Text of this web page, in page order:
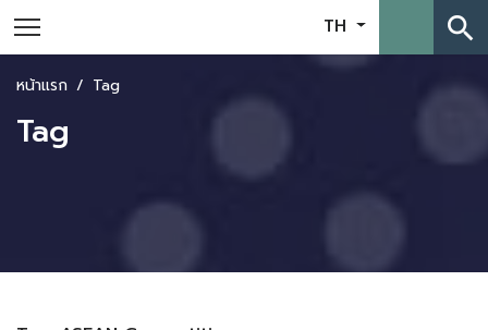
TH search
หน้าแรก Tag
Tag